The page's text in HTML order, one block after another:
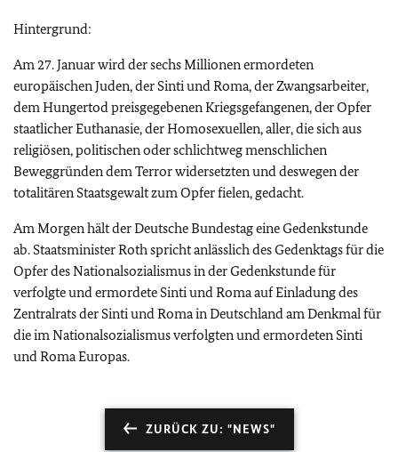
Hintergrund:
Am 27. Januar wird der sechs Millionen ermordeten
europäischen Juden, der Sinti und Roma, der Zwangsarbeiter,
dem Hungertod preisgegebenen Kriegsgefangenen, der Opfer
staatlicher Euthanasie, der Homosexuellen, aller, die sich aus
religiösen, politischen oder schlichtweg menschlichen
Beweggründen dem Terror widersetzten und deswegen der
totalitären Staatsgewalt zum Opfer fielen, gedacht.
Am Morgen hält der Deutsche Bundestag eine Gedenkstunde
ab. Staatsminister Roth spricht anlässlich des Gedenktags für die
Opfer des Nationalsozialismus in der Gedenkstunde für
verfolgte und ermordete Sinti und Roma auf Einladung des
Zentralrats der Sinti und Roma in Deutschland am Denkmal für
die im Nationalsozialismus verfolgten und ermordeten Sinti
und Roma Europas.
ZURÜCK ZU: "NEWS"